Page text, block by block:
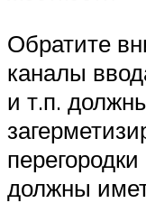
Обратите
каналы
и т.п.
должны